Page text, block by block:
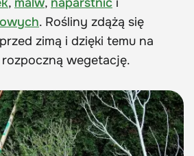
, malw, naparstnic i
. Rośliny zdążą się
zimą i dzięki temu na
wegetację.